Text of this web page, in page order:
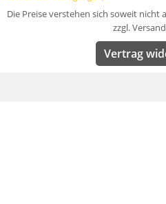
Die Preise verstehen sich soweit nicht
zzgl.
Vertrag